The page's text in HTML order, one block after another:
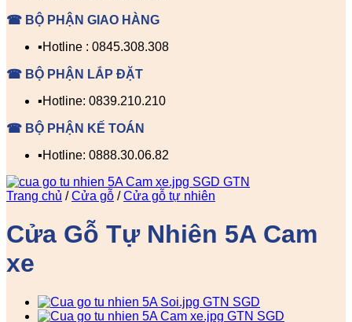
☎ BỘ PHẬN GIAO HÀNG
▪️Hotline : 0845.308.308
☎ BỘ PHẬN LẮP ĐẶT
▪️Hotline: 0839.210.210
☎ BỘ PHẬN KẾ TOÁN
▪️Hotline: 0888.30.06.82
Trang chủ / Cửa gỗ / Cửa gỗ tự nhiên
Cửa Gỗ Tự Nhiên 5A Cam
xe